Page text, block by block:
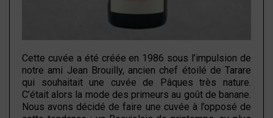
Cette cuvée a été créée en 1986 sous l’impulsion de
notre ami Jean Brouilly, ancien chef étoilé de Tarare
qui souhaitait une cuvée de Pâques très nature.
C’était alors la mode des primeurs au goût de banane.
Nous avons décidé de faire une cuvée à l’opposé de